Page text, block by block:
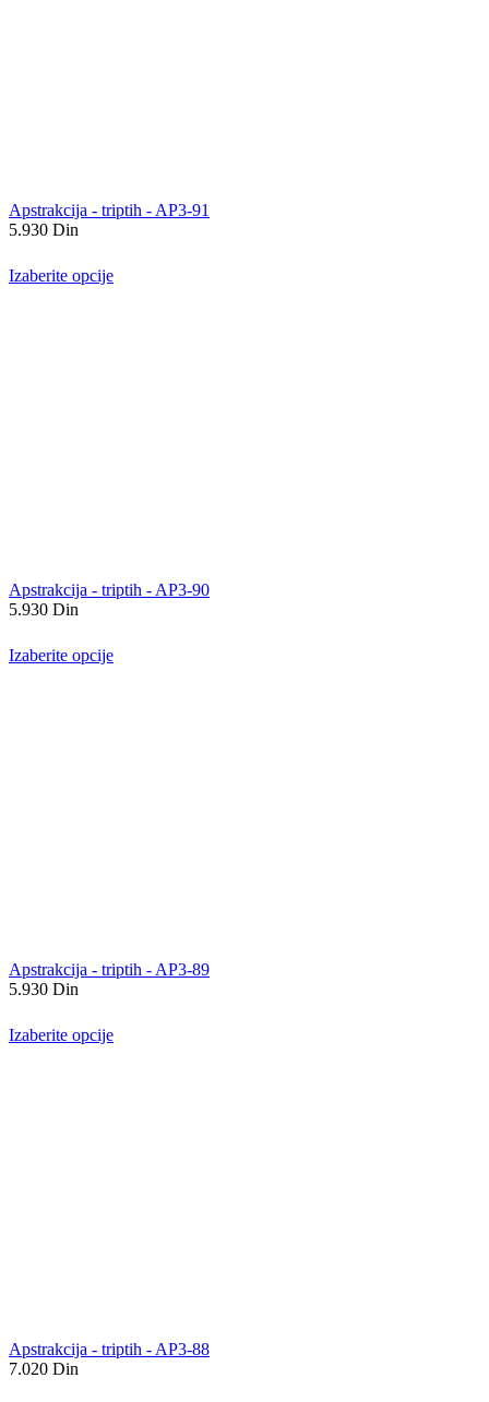
Apstrakcija - triptih - AP3-91
5.930 Din
Izaberite opcije
Apstrakcija - triptih - AP3-90
5.930 Din
Izaberite opcije
Apstrakcija - triptih - AP3-89
5.930 Din
Izaberite opcije
Apstrakcija - triptih - AP3-88
7.020 Din